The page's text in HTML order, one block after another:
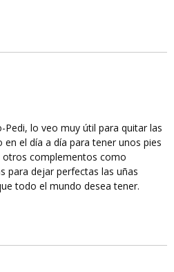
lo veo muy útil para quitar las
en el día a día para tener unos pies
complementos como
para dejar perfectas las uñas
todo el mundo desea tener.